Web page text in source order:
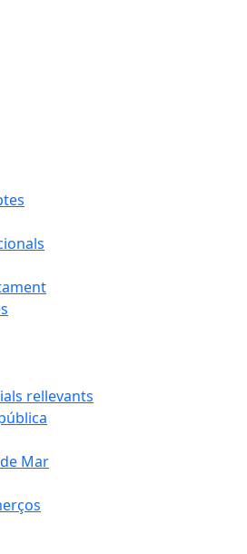
rellevants
Mar